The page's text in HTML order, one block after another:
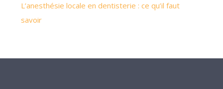
L’anesthésie locale en dentisterie : ce qu’il faut
savoir